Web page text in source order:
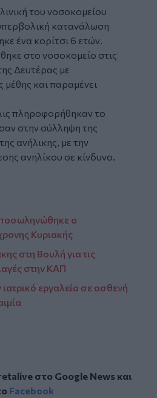
του νοσοκομείου
κατανάλωση
ένα κορίτσι 6 ετών.
στο νοσοκομείο στις
Δευτέρας με
και παραμένει
πληροφορήθηκαν το
στην σύλληψη της
ανήλικης, με την
ανηλίκου σε κίνδυνο.
ο
Κυριακής
στη Βουλή για τις
στην ΚΑΠ
εργαλείο σε ασθενή
στο Google Newsκαι
Facebook